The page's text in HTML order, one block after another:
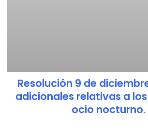
Resolución 9 de
adicionales relativas a
ocio nocturno.